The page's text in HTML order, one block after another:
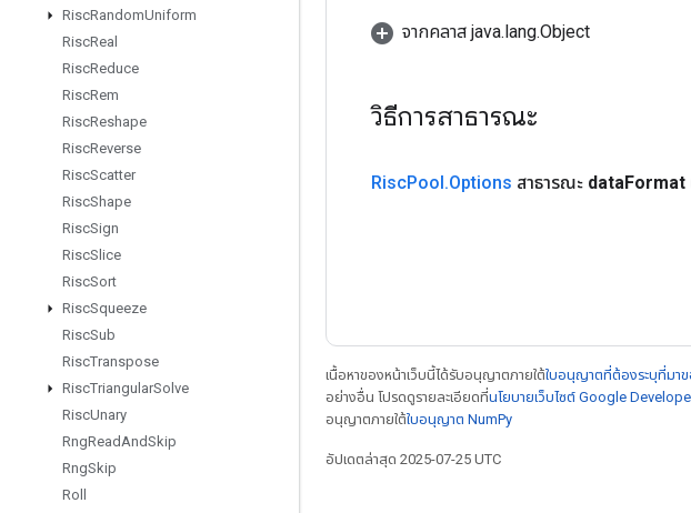
RiscRandomUniform
RiscReal
RiscReduce
RiscRem
RiscReshape
RiscReverse
RiscScatter
RiscShape
RiscSign
RiscSlice
RiscSort
RiscSqueeze
RiscSub
RiscTranspose
RiscTriangularSolve
RiscUnary
RngReadAndSkip
RngSkip
Roll
จากคลาส java.lang.Object
วิธีการสาธารณะ
RiscPool.Options สาธารณะ dataFormat
เนื้อหาของหน้าเว็บนี้ได้รับอนุญาตภายใต้ใบอนุญาตที่ต้องระบุที่มา
อย่างอื่น โปรดดูรายละเอียดที่นโยบายเว็บไซต์ Google
อนุญาตภายใต้ใบอนุญาต NumPy
อัปเดตล่าสุด 2025-07-25 UTC